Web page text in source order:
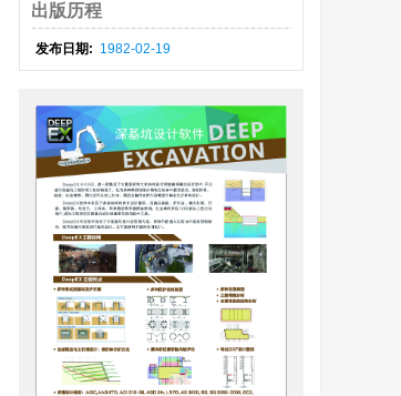
出版历程
发布日期: 1982-02-19